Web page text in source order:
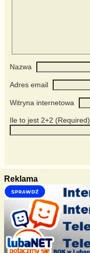
Nazwa
Adres email
Witryna internetowa
Ile to jest 2+2 (Required)
Reklama